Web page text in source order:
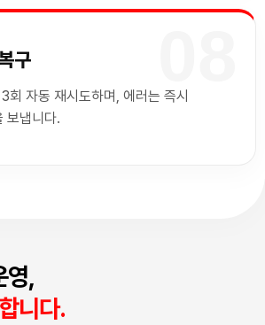
구
회 자동 재시도하며, 에러는 즉시
보냅니다.
영,
니다.